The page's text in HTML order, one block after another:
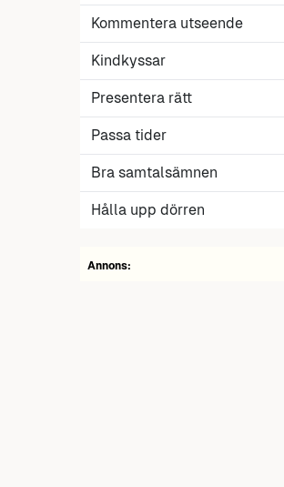
Kommentera utseende
Kindkyssar
Presentera rätt
Passa tider
Bra samtalsämnen
Hålla upp dörren
Annons: